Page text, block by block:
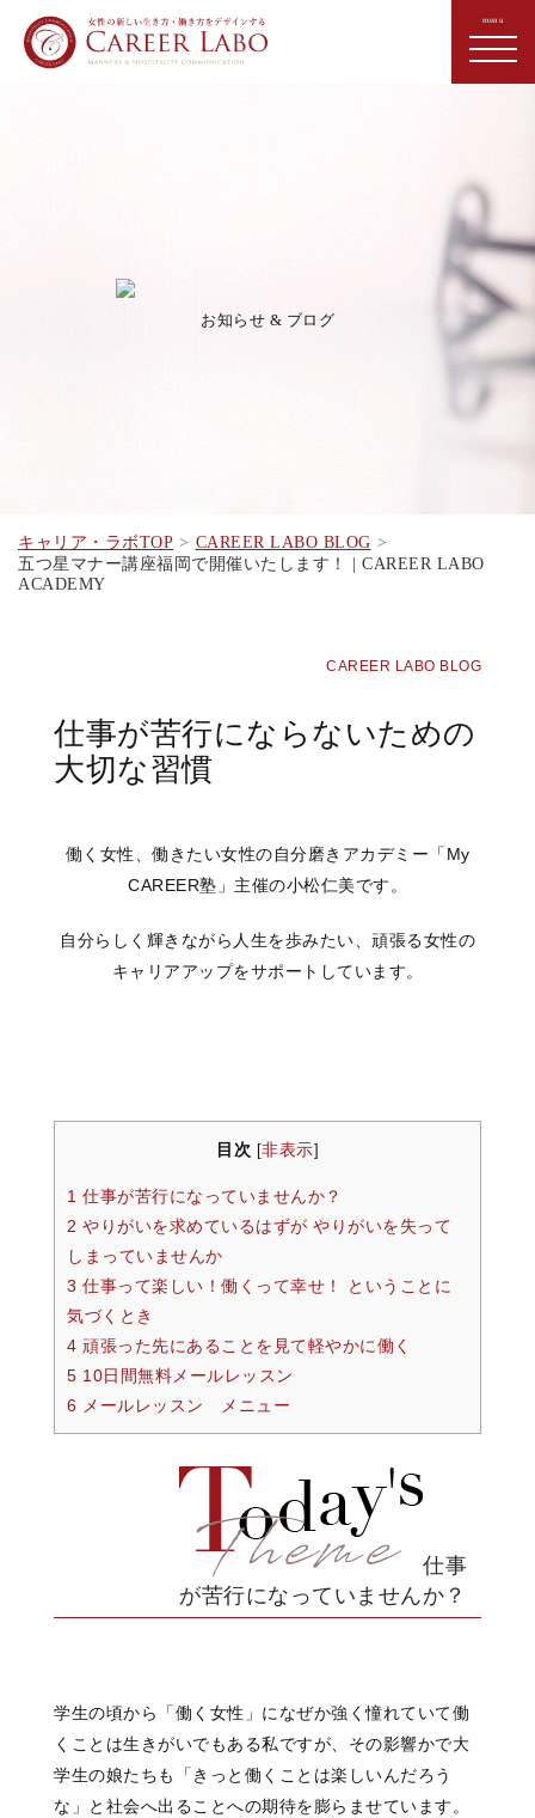
お知らせ & ブログ
キャリア・ラボTOP
CAREER LABO BLOG
五つ星マナー講座福岡で開催いたします！ | CAREER LABO
ACADEMY
CAREER LABO BLOG
仕事が苦行にならないための
大切な習慣
働く女性、働きたい女性の自分磨きアカデミー「 My
CAREER塾」主催の小松仁美です。
自分らしく輝きながら人生を歩みたい、頑張る女性の
キャリアアップをサポートしています。
目次 非表示
1 仕事が苦行になっていませんか？
2 やりがいを求めているはずが やりがいを失って
しまっていませんか
3 仕事って楽しい！働くって幸せ！ ということに
気づくとき
4 頑張った先にあることを見て軽やかに働く
5 10日間無料メールレッスン
6 メールレッスン メニュー
仕事
が苦行になっていませんか？
学生の頃から「働く女性」になぜか強く憧れていて働
くことは生きがいでもある私ですが、 その影響かで大
学生の娘たちも
「きっと働くことは楽しいんだろう
な」と 社会へ出ることへの期待を膨らませています。